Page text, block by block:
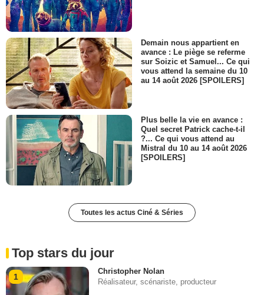
Demain nous appartient en
avance : Le piège se referme
sur Soizic et Samuel... Ce qui
vous attend la semaine du 10
au 14 août 2026 [SPOILERS]
Plus belle la vie en avance :
Quel secret Patrick cache-t-il
?... Ce qui vous attend au
Mistral du 10 au 14 août 2026
[SPOILERS]
Toutes les actus Ciné & Séries
Top stars du jour
1
Christopher Nolan
Réalisateur, scénariste, producteur